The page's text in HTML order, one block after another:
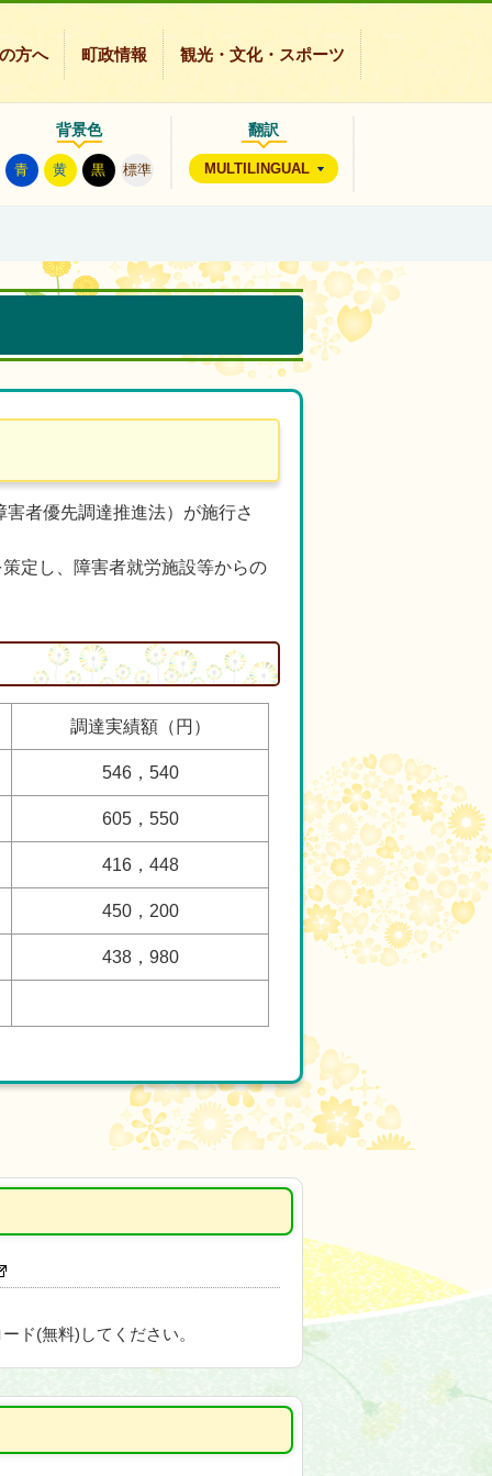
方へ 町政情報 観光・文化・スポーツ
背景色
青 黄 黒 標準
翻訳
MULTILINGUAL
者優先調達推進法）が施行さ
定し、障害者就労施設等からの
調達実績額（円）
546，540
605，550
416，448
450，200
438，980
ド(無料)してください。